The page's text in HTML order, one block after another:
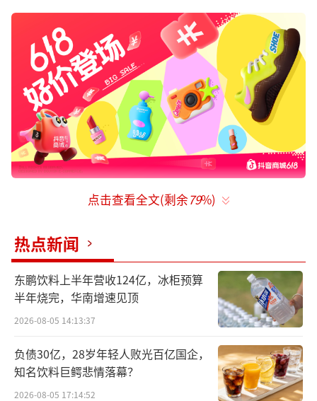
“2026年抖音商城618”于5月15日正式启动
契合多元消费诉求，百亿消费券补贴直达
消费者
春夏换季激发消费者多元化购物需求，结
合“520”“端午节”等不同消费节点以及“世
界杯”国际体育赛事，本次618大促设置不同阶
段重点，精准覆盖美妆礼赠、数码焕新、居家
囤货、运动户外装备等多元消费诉求，充分激
点击查看全文(剩余79%)
热点新闻
东鹏饮料上半年营收124亿，冰柜预算
半年烧完，华南增速见顶
2026-08-05 14:13:37
负债30亿，28岁年轻人败光百亿国企，
知名饮料巨鳄悲情落幕？
2026-08-05 17:14:52